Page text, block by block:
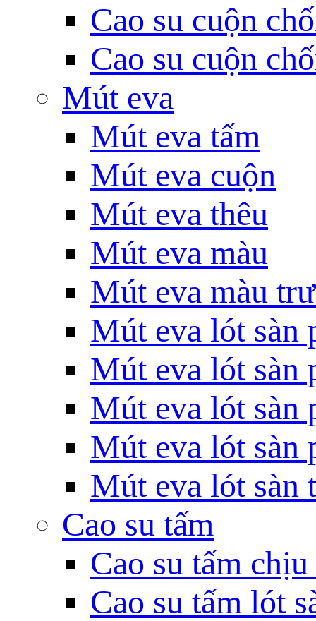
Cao su cuộn
Cao su cuộn
Mút eva
Mút eva tấm
Mút eva cuộn
Mút eva thêu
Mút eva màu
Mút eva màu
Mút eva lót sàn
Mút eva lót sàn
Mút eva lót sàn
Mút eva lót sàn
Mút eva lót sàn
Cao su tấm
Cao su tấm
Cao su tấm lót